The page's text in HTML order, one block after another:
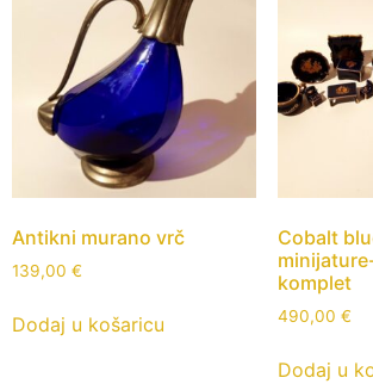
Antikni murano vrč
139,00 €
Dodaj u košaricu
Cobalt
komplet
490,00 €
Dodaj u